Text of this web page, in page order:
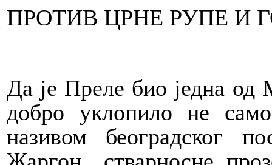
ПРОТИВ ЦРНЕ РУПЕ И
Да је Преле био једна од
добро уклопило не
називом београдског